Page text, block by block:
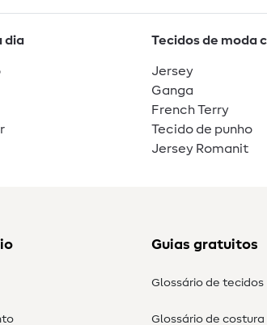
dia Tecidos de moda
Jersey
Ganga
French Terry
Tecido de punho
Jersey Romanit
Guias gratuitos
Glossário de tecidos
Glossário de costura